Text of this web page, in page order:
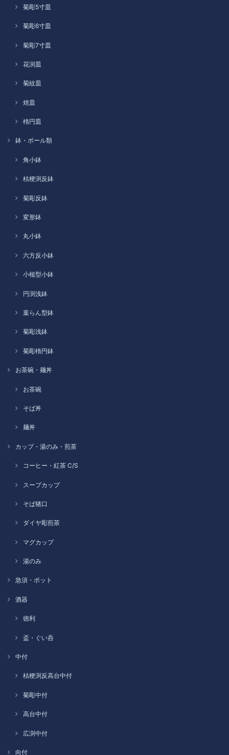
菊彫5寸皿
菊彫6寸皿
菊彫7寸皿
花渕皿
菊紋皿
焼皿
楕円皿
鉢・ボール類
角小鉢
桔梗渕反鉢
菊彫反鉢
変形鉢
丸小鉢
六方反小鉢
小槌型小鉢
円渕浅鉢
葉らん型鉢
菊彫浅鉢
菊彫楕円鉢
お茶碗・麺丼
お茶碗
そば丼
麺丼
カップ・湯のみ・煎茶
コーヒー・紅茶 C/S
スープカップ
そば猪口
ダイヤ彫煎茶
マグカップ
湯のみ
急須・ポット
酒器
徳利
盃・ぐい呑
中付
桔梗渕反高台中付
菊彫中付
高台中付
広渕中付
向付